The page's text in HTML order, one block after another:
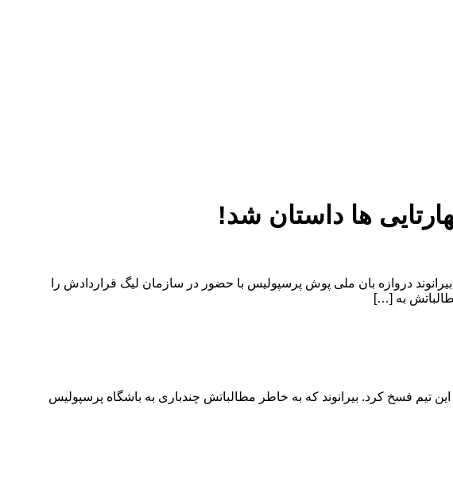
ها داستان شد!
دروازه بان ملی پوش پرسپولیس با حضور در سازمان لیگ قراردادش را
به […]
تیم فسخ کرد. بیرانوند که به خاطر مطالباتش چندباری به باشگاه پرسپولیس